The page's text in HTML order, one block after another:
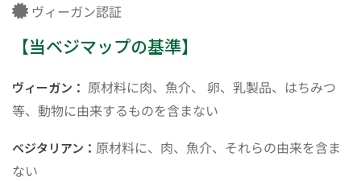
ヴィーガン認証
【当ベジマップの基準】
ヴィーガン： 原材料に肉、魚介、 卵、乳製品、はちみつ
等、動物に由来するものを含まない
ベジタリアン： 原材料に、肉、魚介、それらの由来を含ま
ない